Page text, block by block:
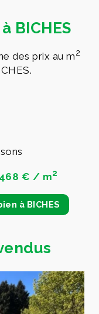
BICHES
des prix au m2
€ / m2
à BICHES